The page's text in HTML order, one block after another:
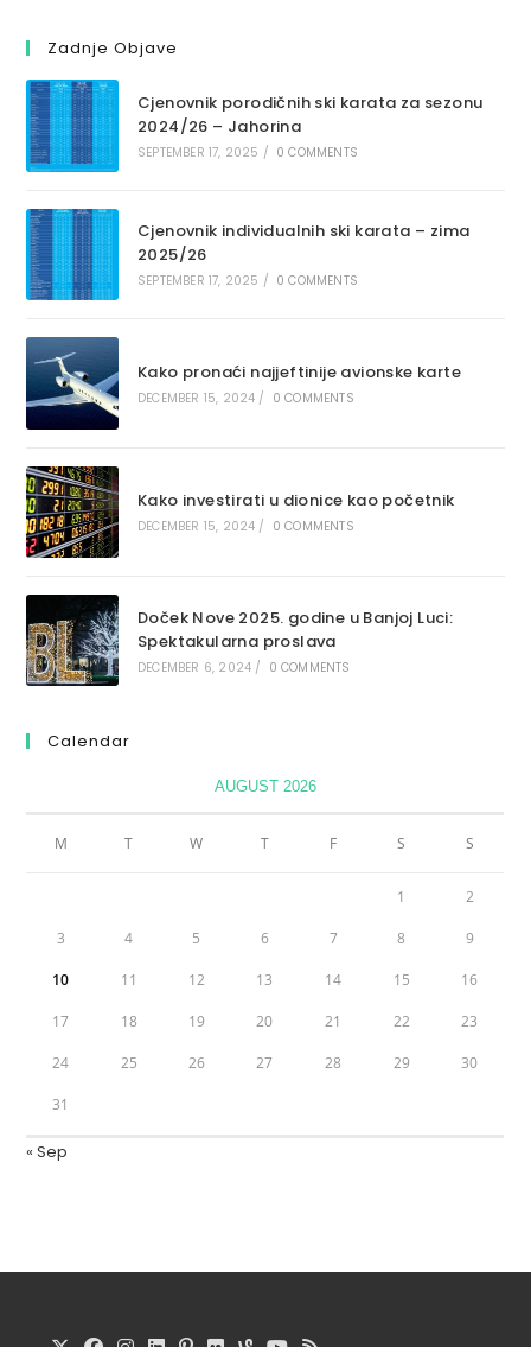
Zadnje Objave
Cjenovnik porodičnih ski karata za sezonu
2024/26 – Jahorina
SEPTEMBER 17, 2025 / 0 COMMENTS
Cjenovnik individualnih ski karata – zima
2025/26
SEPTEMBER 17, 2025 / 0 COMMENTS
Kako pronaći najjeftinije avionske karte
DECEMBER 15, 2024 / 0 COMMENTS
Kako investirati u dionice kao početnik
DECEMBER 15, 2024 / 0 COMMENTS
Doček Nove 2025. godine u Banjoj Luci:
Spektakularna proslava
DECEMBER 6, 2024 / 0 COMMENTS
Calendar
AUGUST 2026
M T W T F S S
1 2
3 4 5 6 7 8 9
10 11 12 13 14 15 16
17 18 19 20 21 22 23
24 25 26 27 28 29 30
31
« Sep